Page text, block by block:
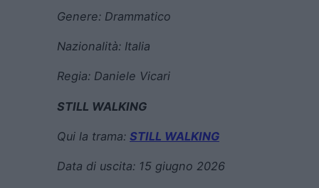
Genere: Drammatico
Nazionalità: Italia
Regia: Daniele Vicari
STILL WALKING
Qui la trama: STILL WALKING
Data di uscita: 15 giugno 2026